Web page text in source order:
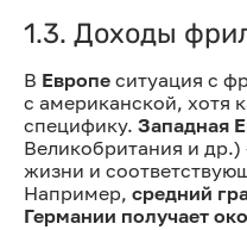
1.3. Доходы
В Европе ситуация с
с американской, хотя
специфику. Западная
Великобритания и др.)
жизни и
Например, средний
Германии получает